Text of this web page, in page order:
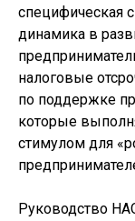
специфическая
динамика в
налоговые
по поддержке
которые
стимулом для
Руководство